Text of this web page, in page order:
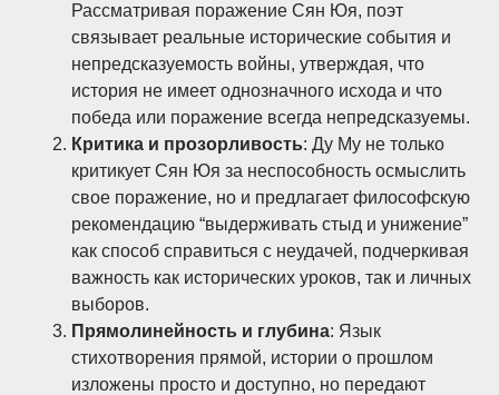
Рассматривая поражение Сян Юя, поэт
связывает реальные исторические события и
непредсказуемость войны, утверждая, что
история не имеет однозначного исхода и что
победа или поражение всегда непредсказуемы.
Критика и прозорливость: Ду Му не только
критикует Сян Юя за неспособность осмыслить
свое поражение, но и предлагает философскую
рекомендацию “выдерживать стыд и унижение”
как способ справиться с неудачей, подчеркивая
важность как исторических уроков, так и личных
выборов.
Прямолинейность и глубина: Язык
стихотворения прямой, истории о прошлом
изложены просто и доступно, но передают